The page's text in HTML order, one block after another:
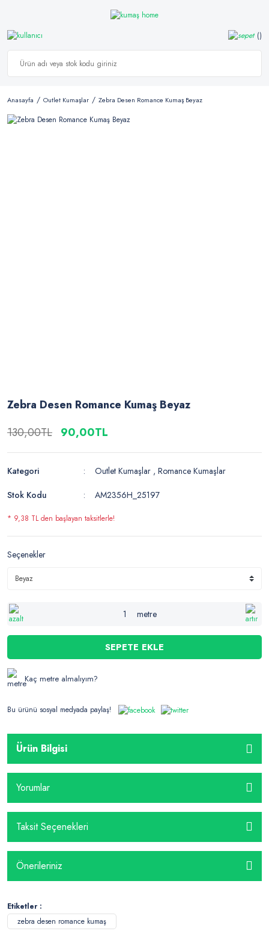
Anasayfa Outlet Kumaşlar Zebra Desen Romance Kumaş Beyaz
Zebra Desen Romance Kumaş Beyaz
130,00TL 90,00TL
Kategori Outlet Kumaşlar ,Romance Kumaşlar
Stok Kodu
AM2356H_25197
* 9,38 TL den başlayan taksitlerle!
Seçenekler
metre
SEPETE EKLE
Kaç metre almalıyım?
Bu ürünü sosyal medyada paylaş!
Ürün Bilgisi
Yorumlar
Taksit Seçenekleri
Önerileriniz
Etiketler :
zebra desen romance kumaş